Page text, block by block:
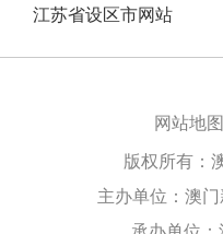
江苏省设区市网站
网站地图
版权所有：
主办单位：澳